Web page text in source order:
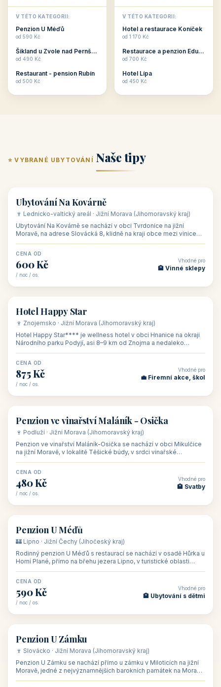
pro Vás připraveny
objekty, které nabízí
ubytování skupin v
penzionech, hotelích a
Budete překva...
V TÉTO KATEGORII:
Penzion U Méďů
od 590 Kč
Šikland u Zvole nad Pernštejnem
od 490 Kč
Restaurant - pension Rubín
od 500 Kč
jsou pro Vás připraveny
objekty, které mají
zkušenosti pořádat i
menší firemní akce a
ob...
V TÉTO KATEGORII:
Hotel a restaurace Koníček
od 1 170 Kč
Restaurace a penzion Eduard
od 700 Kč
Hotel Lípa
od 450 Kč
⭐ VYBRANÉ UBYTOVÁNÍ Naše tipy
🏡 penzion
Ubytování Na Kovárně
🍷 Lednicko-valtický areál · Jižní Morava (Jihomoravský kraj)
Ubytování Na Kovárně se nachází v obci Tvrdonice na jižní
Moravě, na adrese Slovácká 8, klidně na kraji obce mezi vinicemi,
CENA OD
600 Kč
/ noc / os.
Vhodné pro
🏨 Vinné sklepy
🏨 hotel
Hotel Happy Star
🍷 Znojemsko · Jižní Morava (Jihomoravský kraj)
Hotel Happy Star**** je wellness hotel v obci Hnanice na okraji
Národního parku Podyjí, asi 8–9 km od Znojma a nedaleko
CENA OD
875 Kč
/ noc / os.
Vhodné pro
💼 Firemní akce, škol
🏡 penzion
Penzion ve vinařství Maláník - Osička
🍷 Podluží · Jižní Morava (Jihomoravský kraj)
Penzion ve vinařství Maláník-Osička se nachází v obci Mikulčice
na jižní Moravě, v lokalitě Těšické búdy, v srdci vinařské
CENA OD
480 Kč
/ noc / os.
Vhodné pro
🏨 Svatby
🏡 penzion
Penzion U Méďů
🏰 Lipno · Jižní Čechy (Jihočeský kraj)
Rodinný penzion U Méďů s restaurací se nachází v osadě Hůrka u
Horní Plané, přímo na břehu jezera Lipno, v turistické oblasti
CENA OD
590 Kč
/ noc / os.
Vhodné pro
🏨 Ubytování s dětmi
🏡 penzion
Penzion U Zámku
🍷 Slovácko · Jižní Morava (Jihomoravský kraj)
Penzion U Zámku se nachází přímo u zámku v Miloticích na jižní
Moravě, jedné z nejvýznamnějších barokních památek na Moravě,